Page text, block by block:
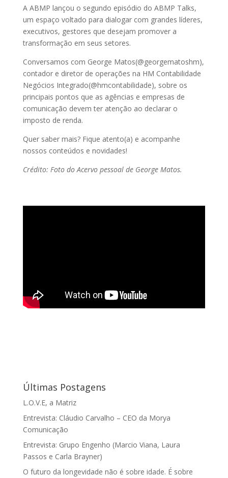
A ABMP lançou o segundo episódio do ABMP Talks,
um espaço voltado para dialogar com grandes líderes,
executivos, gestores que desejam promover a
transformação em seus setores.
Conversamos com George Matos(@georgematoshm),
contador e diretor de operações na HM Contabilidade
Negócios Integrado(@hmcontabilidade), sobre os
principais pontos que as agências e empresas de
comunicação devem ter atenção ao declarar o
imposto de renda.
Quer saber mais? Fique atento(a) e acompanhe
nossos conteúdos e novidades!
Crédito: Foto do Acervo pessoal de George Matos.
Últimas Postagens
L.O.V.E, a Matriz
Entrevista: Cláudio Carvalho – CEO da Morya
Comunicação
Entrevista: Grupo Engenho (Marcio Viana, Laura
Passos e Carla Brayner)
O futuro da longevidade não é sobre idade. É sobre